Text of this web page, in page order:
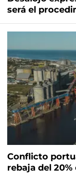
será el
Conflicto
rebaja del